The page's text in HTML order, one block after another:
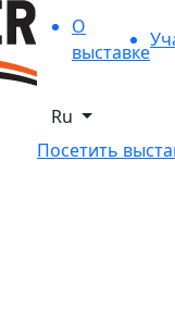
О
выставке
Ru
Посетить